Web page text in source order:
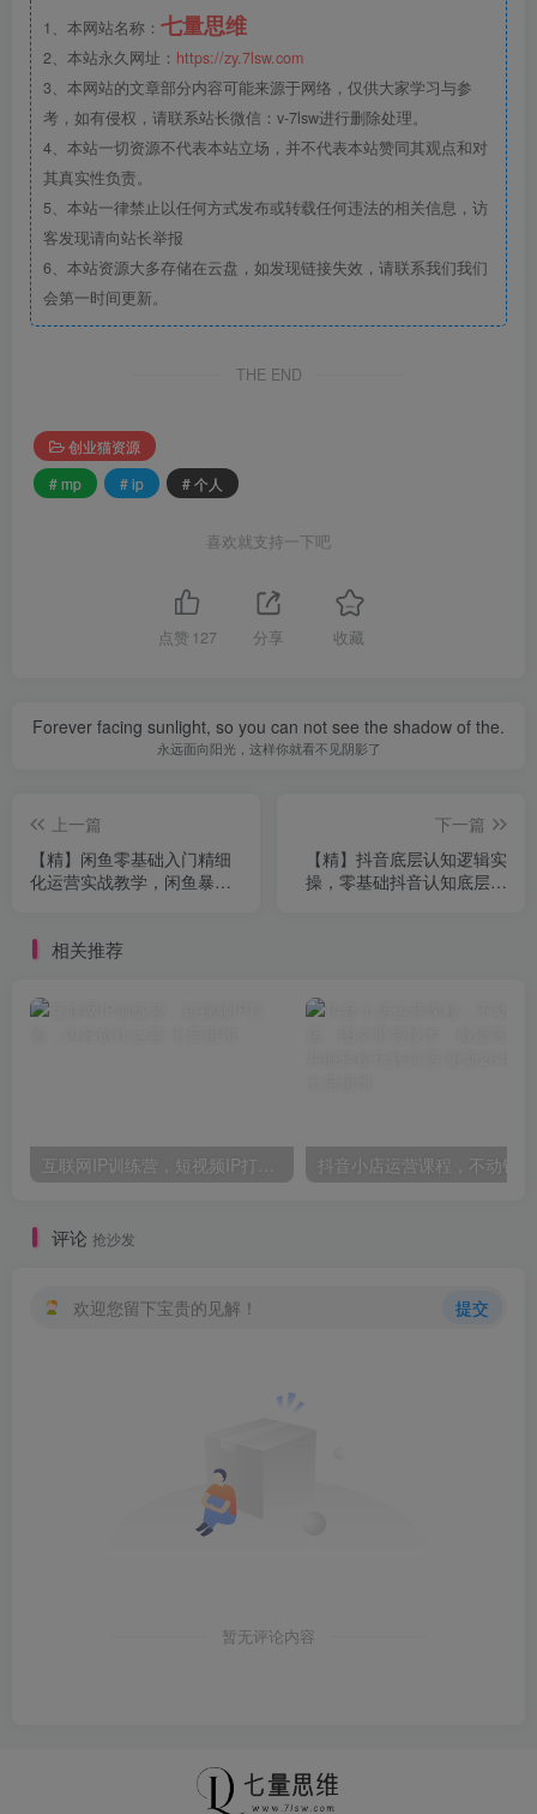
1、本网站名称： 七量思维
2、本站永久网址： https://zy.7lsw.com
3、本网站的文章部分内容可能来源于网络，仅供大家学习与参
考，如有侵权，请联系站长微信：v-7lsw进行删除处理。
4、本站一切资源不代表本站立场，并不代表本站赞同其观点和对
其真实性负责。
5、本站一律禁止以任何方式发布或转载任何违法的相关信息，访
客发现请向站长举报
6、本站资源大多存储在云盘，如发现链接失效，请联系我们我们
会第一时间更新。
THE END
创业猫资源
# mp
# ip # 个人
喜欢就支持一下吧
点赞 127 分享 收藏
Forever facing sunlight, so you can not see the shadow of the.
永远面向阳光，这样你就看不见阴影了
上一篇
【精】闲鱼零基础入门精细
化运营实战教学，闲鱼暴力
下一篇
【精】抖音底层认知逻辑实
操，零基础抖音认知底层课
相关推荐
评论 抢沙发
欢迎您留下宝贵的见解！ 提交
暂无评论内容